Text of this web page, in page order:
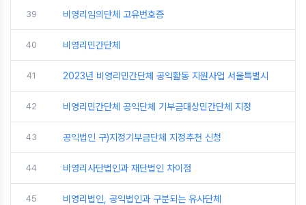
39 비영리임의단체 고유번호증
40 비영리민간단체
41 2023년 비영리민간단체 공익활동 지원사업 서울특별시
42 비영리민간단체 공익단체 기부금대상민간단체 지정
43 공익법인 구)지정기부금단체 지정추천 신청
44 비영리사단법인과 재단법인 차이점
45 비영리법인, 공익법인과 구분되는 유사단체